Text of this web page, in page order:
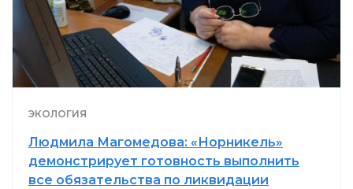
ЭКОЛОГИЯ
Людмила Магомедова: «Норникель»
демонстрирует готовность выполнить
все обязательства по ликвидации